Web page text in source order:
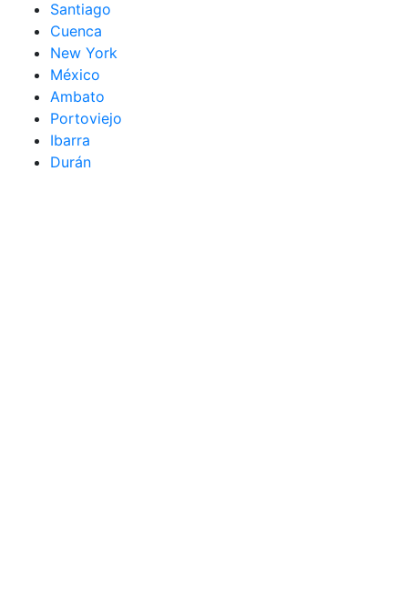
Santiago
Cuenca
New York
México
Ambato
Portoviejo
Ibarra
Durán